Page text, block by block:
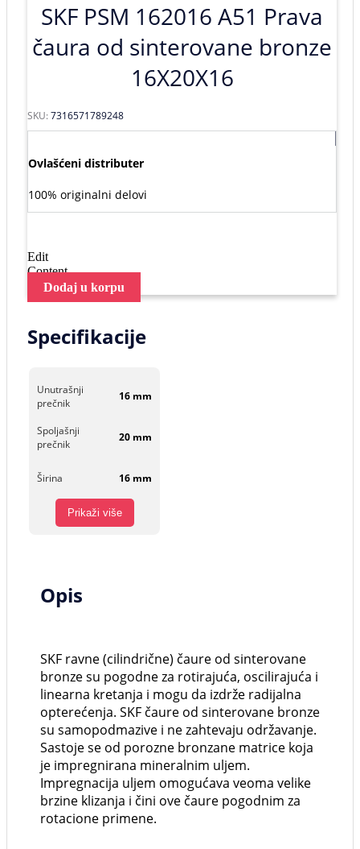
SKF PSM 162016 A51 Prava
čaura od sinterovane bronze
16X20X16
SKU:7316571789248
Ovlašćeni distributer
100% originalni delovi
Edit
Content
Dodaj u korpu
Specifikacije
Unutrašnji
prečnik
16 mm
Spoljašnji
prečnik
20 mm
Širina 16 mm
Prikaži više
Opis
SKF ravne (cilindrične) čaure od sinterovane
bronze su pogodne za rotirajuća, oscilirajuća i
linearna kretanja i mogu da izdrže radijalna
opterećenja. SKF čaure od sinterovane bronze
su samopodmazive i ne zahtevaju održavanje.
Sastoje se od porozne bronzane matrice koja
je impregnirana mineralnim uljem.
Impregnacija uljem omogućava veoma velike
brzine klizanja i čini ove čaure pogodnim za
rotacione primene.